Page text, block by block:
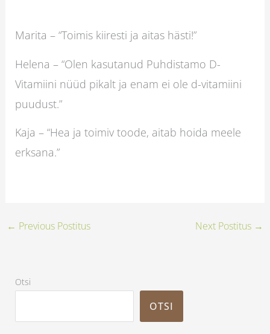
Marita – “Toimis kiiresti ja aitas hästi!”
Helena – “Olen kasutanud Puhdistamo D-
Vitamiini nüüd pikalt ja enam ei ole d-vitamiini
puudust.”
Kaja – “Hea ja toimiv toode, aitab hoida meele
erksana.”
← Previous Postitus Next Postitus →
Otsi
OTSI